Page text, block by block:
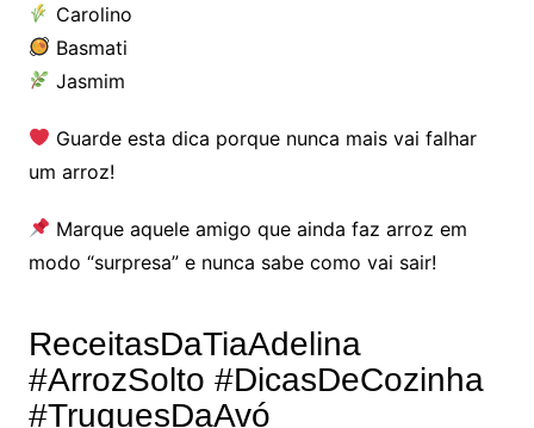
Carolino
Basmati
Jasmim
Guarde esta dica porque nunca mais vai falhar
um arroz!
Marque aquele amigo que ainda faz arroz em
modo “surpresa” e nunca sabe como vai sair!
ReceitasDaTiaAdelina
#ArrozSolto #DicasDeCozinha
#TruquesDaAvó